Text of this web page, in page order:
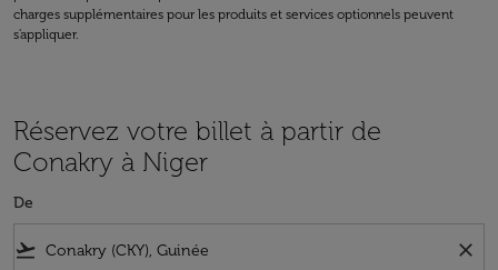
charges supplémentaires pour les produits et services optionnels peuvent
s'appliquer.
Réservez votre billet à partir de
Conakry à Niger
De
flight_takeoff close